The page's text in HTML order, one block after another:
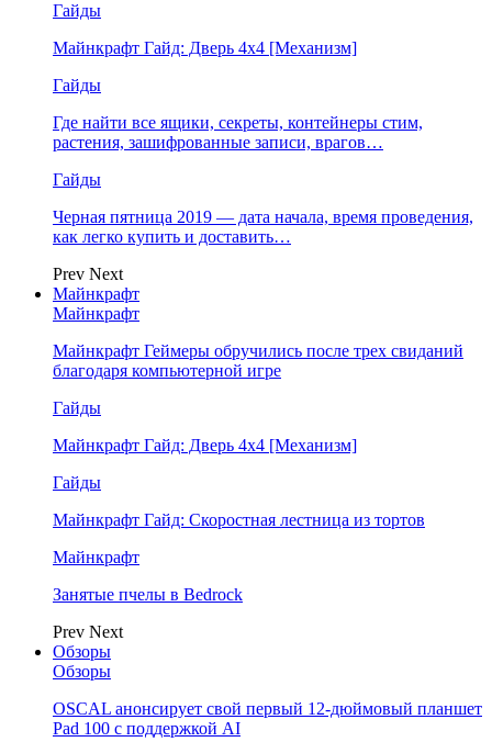
Гайды
Майнкрафт Гайд: Дверь 4х4 [Механизм]
Гайды
Где найти все ящики, секреты, контейнеры стим,
растения, зашифрованные записи, врагов…
Гайды
Черная пятница 2019 — дата начала, время проведения,
как легко купить и доставить…
Prev Next
Майнкрафт
Майнкрафт
Майнкрафт Геймеры обручились после трех свиданий
благодаря компьютерной игре
Гайды
Майнкрафт Гайд: Дверь 4х4 [Механизм]
Гайды
Майнкрафт Гайд: Скоростная лестница из тортов
Майнкрафт
Занятые пчелы в Bedrock
Prev Next
Обзоры
Обзоры
OSCAL анонсирует свой первый 12-дюймовый планшет
Pad 100 с поддержкой AI